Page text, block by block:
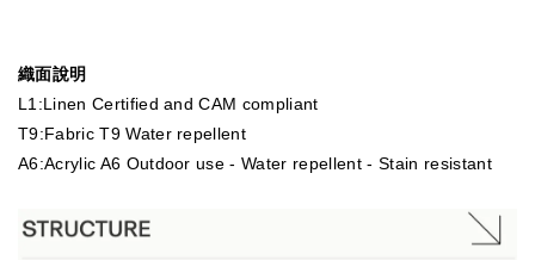
織面說明
L1:Linen Certified and CAM compliant
T9:Fabric T9 Water repellent
A6:Acrylic A6 Outdoor use - Water repellent - Stain resistant